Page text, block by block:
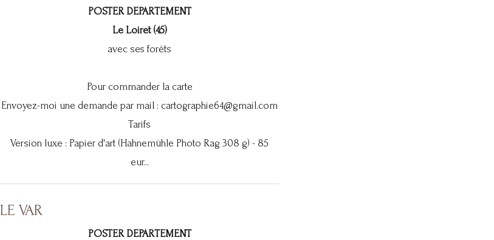
POSTER DEPARTEMENT
Le Loiret (45)
avec ses forêts
Pour commander la carte
Envoyez-moi une demande par mail : cartographie64@gmail.com
Tarifs
Version luxe : Papier d'art (Hahnemühle Photo Rag 308 g) - 85
eur...
LE VAR
POSTER DEPARTEMENT